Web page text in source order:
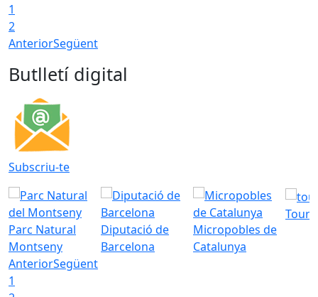
1
2
AnteriorSegüent
Butlletí digital
Subscriu-te
Parc Natural
Montseny
Diputació de
Barcelona
Micropobles de
Catalunya
AnteriorSegüent
1